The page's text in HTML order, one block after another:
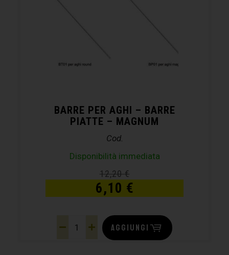
BARRE PER AGHI – BARRE
PIATTE – MAGNUM
Cod.
Disponibilità immediata
12,20€
6,10 €
AGGIUNGI